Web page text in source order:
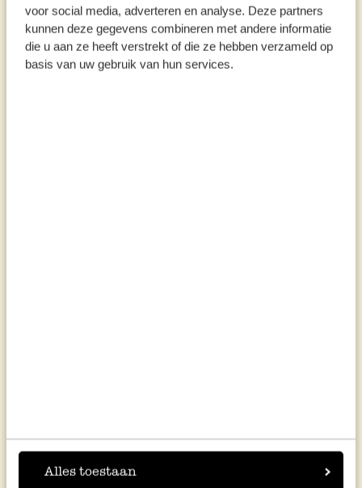
voor social media, adverteren en analyse. Deze partners
kunnen deze gegevens combineren met andere informatie
die u aan ze heeft verstrekt of die ze hebben verzameld op
basis van uw gebruik van hun services.
Alles toestaan
Veel tuinvogels zijn blij met een
nestkast: natuurlijk om in het voorjaar